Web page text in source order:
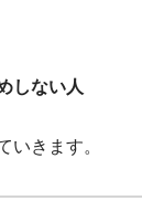
しない人
いきます。